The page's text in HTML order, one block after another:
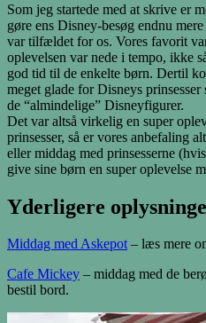
Som jeg startede med at skrive er
gøre ens Disney-besøg endnu
var tilfældet for os. Vores favorit
oplevelsen var nede i tempo, ikke
god tid til de enkelte børn. Dertil
meget glade for Disneys
de “almindelige” Disneyfigurer.
Det var altså virkelig en super
prinsesser, så er vores anbefaling
eller middag med prinsesserne
give sine børn en super oplevelse
Yderligere
Middag med Askepot– læs mere
Cafe Mickey – middag med de
bestil bord.